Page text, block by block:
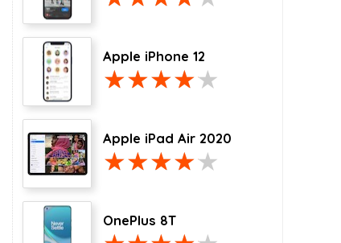
Apple iPhone 12
Apple iPad Air 2020
OnePlus 8T